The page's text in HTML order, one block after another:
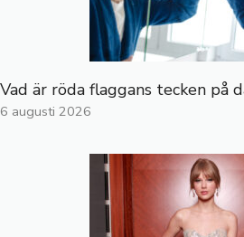
Vad är röda flaggans tecken på
6 augusti 2026